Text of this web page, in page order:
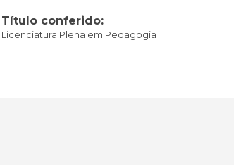
Título conferido:
Licenciatura Plena em Pedagogia